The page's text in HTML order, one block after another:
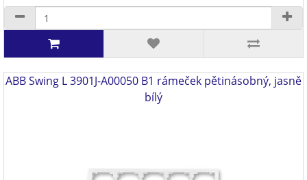
ABB Swing L 3901J-A00050 B1 rámeček pětinásobný, jasně
bílý